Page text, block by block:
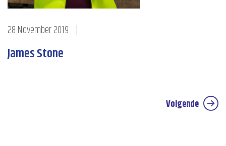
28 November 2019 |
James Stone
Volgende